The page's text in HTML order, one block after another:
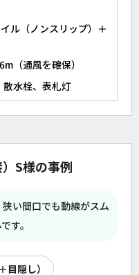
ル（ノンスリップ）＋
（通風を確保）
水栓、表札灯
S様の事例
い間口でも動線がスム
す。
目隠し）